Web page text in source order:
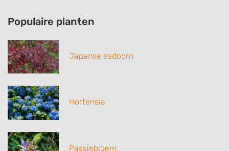
Populaire planten
Japanse esdoorn
Hortensia
Passiebloem